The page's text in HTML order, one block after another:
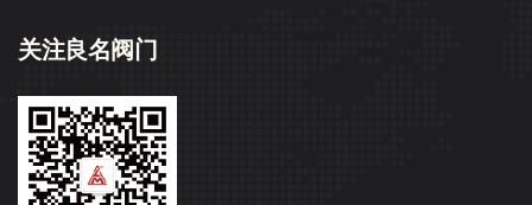
关注良名阀门